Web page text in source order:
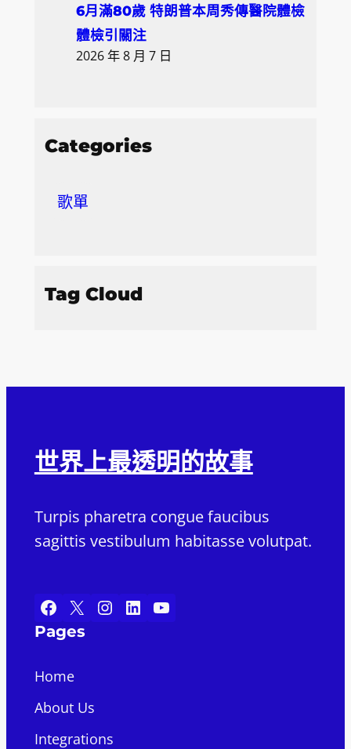
6月滿80歲 特朗普本周秀傳醫院體檢
體檢引關注
2026 年 8 月 7 日
Categories
歌單
Tag Cloud
世界上最透明的故事
Turpis pharetra congue faucibus
sagittis vestibulum habitasse volutpat.
Facebook X Instagram LinkedIn YouTube
Pages
Home
About Us
Integrations